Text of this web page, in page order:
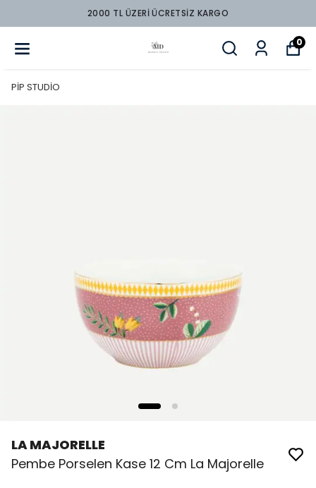
2000 TL ÜZERİ ÜCRETSİZ KARGO
0
PİP STUDİO
LA MAJORELLE
Pembe Porselen Kase 12 Cm La Majorelle